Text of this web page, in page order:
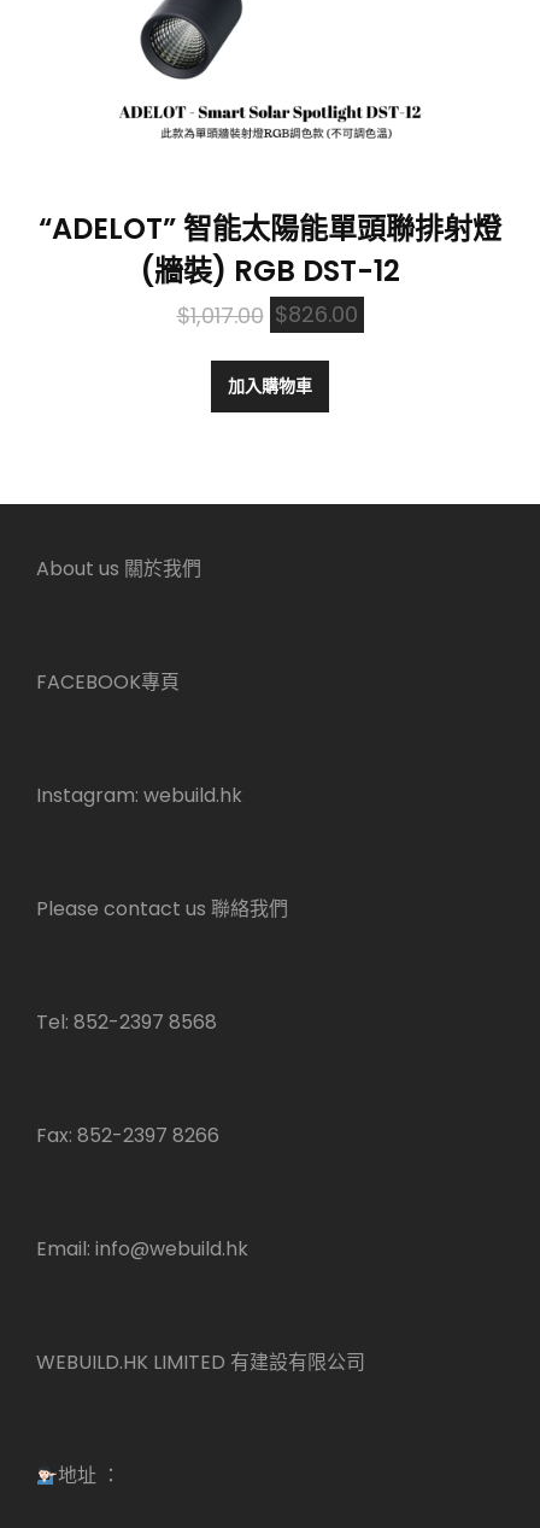
“ADELOT” 智能太陽能單頭聯排射燈
(牆裝) RGB DST-12
$1,017.00 Original
was:
$1,017.00.
$826.00
加入購物車
About us 關於我們
FACEBOOK專頁
Instagram: webuild.hk
Please contact us 聯絡我們
Tel: 852-2397 8568
Fax: 852-2397 8266
Email: info@webuild.hk
WEBUILD.HK LIMITED 有建設有限公司
地址 ：